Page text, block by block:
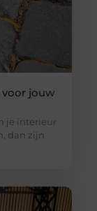
voor jouw
je interieur
dan zijn